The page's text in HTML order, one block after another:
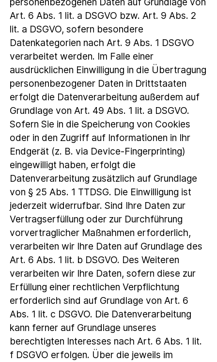
Art. 6 Abs. 1 lit. a DSGVO bzw. Art. 9 Abs. 2
lit. a DSGVO, sofern besondere
Datenkategorien nach Art. 9 Abs. 1 DSGVO
verarbeitet werden. Im Falle einer
ausdrücklichen Einwilligung in die Übertragung
personenbezogener Daten in Drittstaaten
erfolgt die Datenverarbeitung außerdem auf
Grundlage von Art. 49 Abs. 1 lit. a DSGVO.
Sofern Sie in die Speicherung von Cookies
oder in den Zugriff auf Informationen in Ihr
Endgerät (z. B. via Device-Fingerprinting)
eingewilligt haben, erfolgt die
Datenverarbeitung zusätzlich auf Grundlage
von § 25 Abs. 1 TTDSG. Die Einwilligung ist
jederzeit widerrufbar. Sind Ihre Daten zur
Vertragserfüllung oder zur Durchführung
vorvertraglicher Maßnahmen erforderlich,
verarbeiten wir Ihre Daten auf Grundlage des
Art. 6 Abs. 1 lit. b DSGVO. Des Weiteren
verarbeiten wir Ihre Daten, sofern diese zur
Erfüllung einer rechtlichen Verpflichtung
erforderlich sind auf Grundlage von Art. 6
Abs. 1 lit. c DSGVO. Die Datenverarbeitung
kann ferner auf Grundlage unseres
berechtigten Interesses nach Art. 6 Abs. 1 lit.
f DSGVO erfolgen. Über die jeweils im